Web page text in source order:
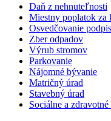
Daň z nehnuteľnosti
Miestny poplatok za
Osvedčovanie
Zber odpadov
Výrub stromov
Parkovanie
Nájomné bývanie
Matričný úrad
Stavebný úrad
Sociálne a